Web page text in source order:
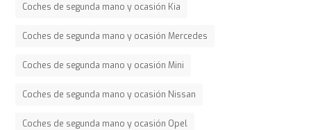
Coches de segunda mano y ocasión Kia
Coches de segunda mano y ocasión Mercedes
Coches de segunda mano y ocasión Mini
Coches de segunda mano y ocasión Nissan
Coches de segunda mano y ocasión Opel